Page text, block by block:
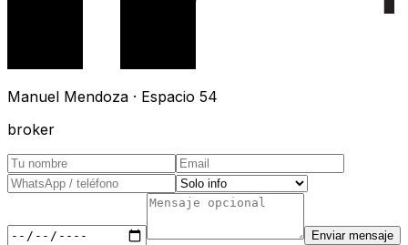
Manuel Mendoza · Espacio 54
broker
Enviar mensaje